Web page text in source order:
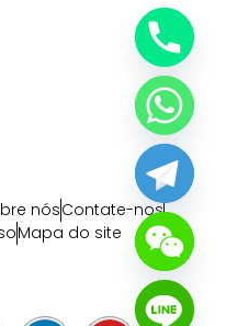
nósContate-nos
Mapa do site